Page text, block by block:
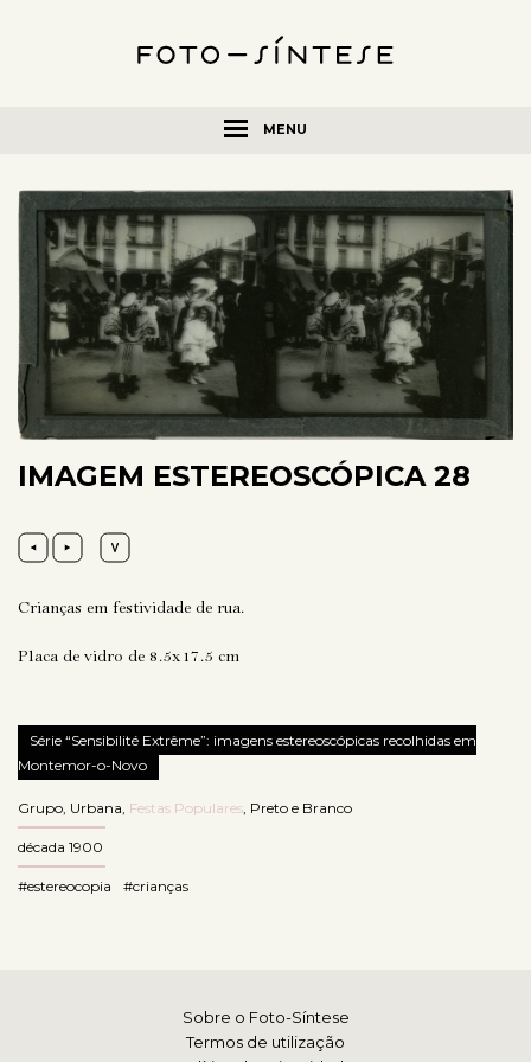
MENU
IMAGEM ESTEREOSCÓPICA 28
Crianças em festividade de rua.
Placa de vidro de 8.5x17.5 cm
Série “Sensibilité Extrême”: imagens estereoscópicas recolhidas em
Montemor-o-Novo
Grupo, Urbana, Festas Populares, Preto e Branco
década 1900
#estereocopia #crianças
Sobre o Foto-Síntese
Termos de utilização